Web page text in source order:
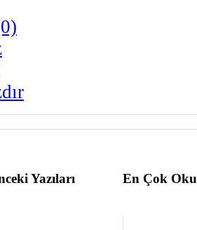
Yazıları En Çok